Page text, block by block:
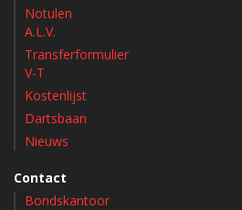
Notulen
A.L.V.
Transferformulier
V-T
Kostenlijst
Dartsbaan
Nieuws
Contact
Bondskantoor